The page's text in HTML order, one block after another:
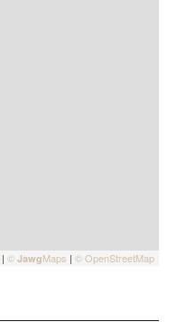
| © JawgMaps | © OpenStreetMap